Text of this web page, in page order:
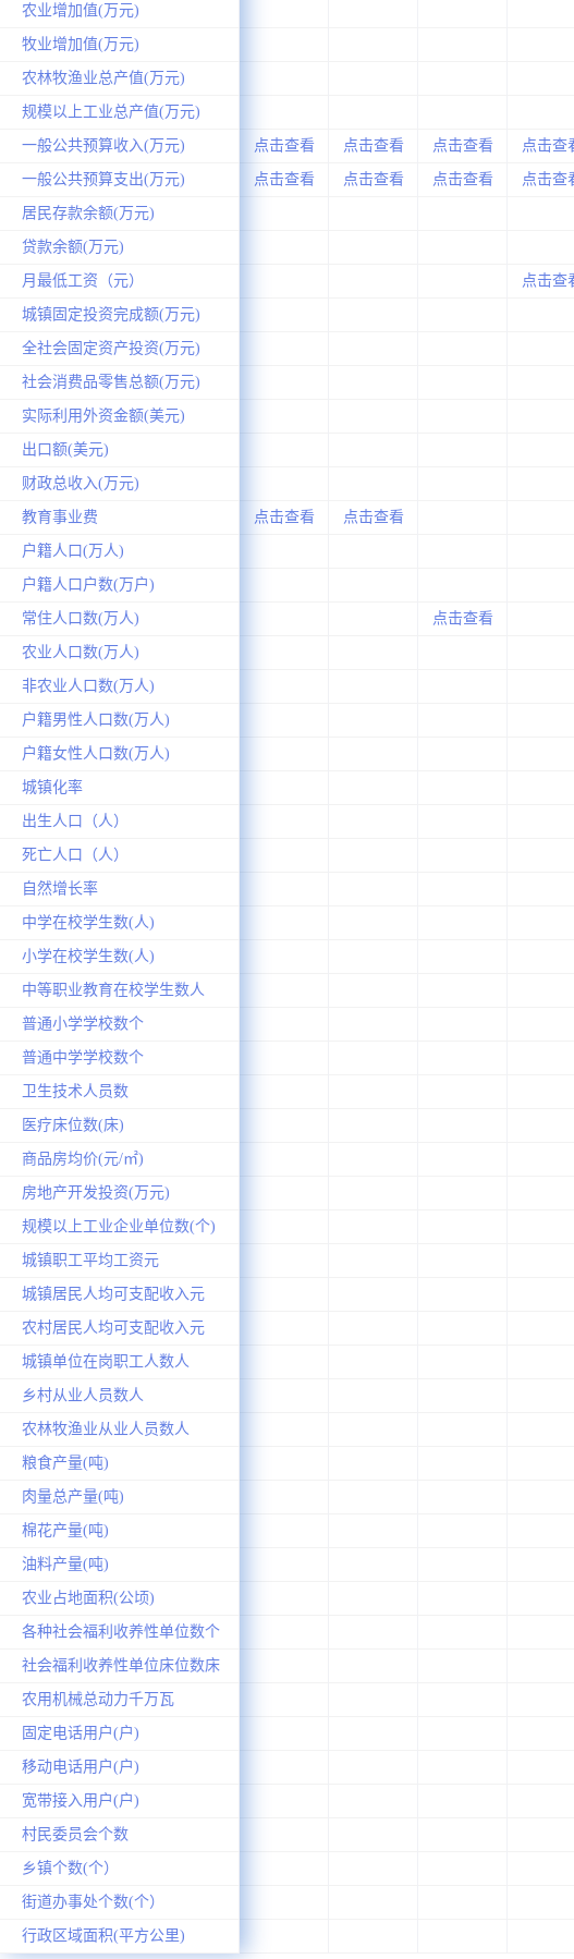
农业增加值(万元)
牧业增加值(万元)
农林牧渔业总产值(万元)
规模以上工业总产值(万元)
一般公共预算收入(万元)
一般公共预算支出(万元)
居民存款余额(万元)
贷款余额(万元)
月最低工资（元）
城镇固定投资完成额(万元)
全社会固定资产投资(万元)
社会消费品零售总额(万元)
实际利用外资金额(美元)
出口额(美元)
财政总收入(万元)
教育事业费
户籍人口(万人)
户籍人口户数(万户)
常住人口数(万人)
农业人口数(万人)
非农业人口数(万人)
户籍男性人口数(万人)
户籍女性人口数(万人)
城镇化率
出生人口（人）
死亡人口（人）
自然增长率
中学在校学生数(人)
小学在校学生数(人)
中等职业教育在校学生数人
普通小学学校数个
普通中学学校数个
卫生技术人员数
医疗床位数(床)
商品房均价(元/㎡)
房地产开发投资(万元)
规模以上工业企业单位数(个)
城镇职工平均工资元
城镇居民人均可支配收入元
农村居民人均可支配收入元
城镇单位在岗职工人数人
乡村从业人员数人
农林牧渔业从业人员数人
粮食产量(吨)
肉量总产量(吨)
棉花产量(吨)
油料产量(吨)
农业占地面积(公顷)
各种社会福利收养性单位数个
社会福利收养性单位床位数床
农用机械总动力千万瓦
固定电话用户(户)
移动电话用户(户)
宽带接入用户(户)
村民委员会个数
乡镇个数(个）
街道办事处个数(个）
行政区域面积(平方公里)
点击查看 点击查看 点击查看 点击查
点击查看 点击查看 点击查看 点击查
点击查
点击查看 点击查看
点击查看